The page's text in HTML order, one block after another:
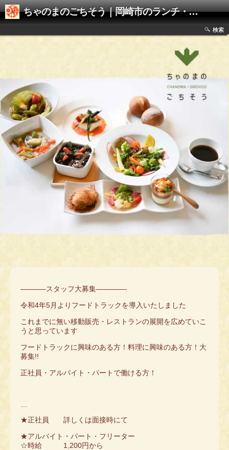
ちゃのまのごちそう｜岡崎市のランチ・ディナー・野菜料理レストラン
検索
———–スタッフ大募集————-
令和4年5月よりフードトラックを導入いたしました
これまでに無い移動販売・レストランの展開を広めていこ
うと思っています
フードトラックに興味のある方！料理に興味のある方！大
募集!!
正社員・アルバイト・パートで働ける方！
★正社員 詳しくは面接時にて
★アルバイト・パート・フリーター
☆時給 1,200円から